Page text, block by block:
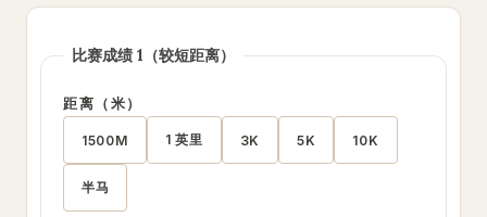
比赛成绩 1（较短距离）
距离（米）
1500M 1 英里 3K 5K 10K
半马